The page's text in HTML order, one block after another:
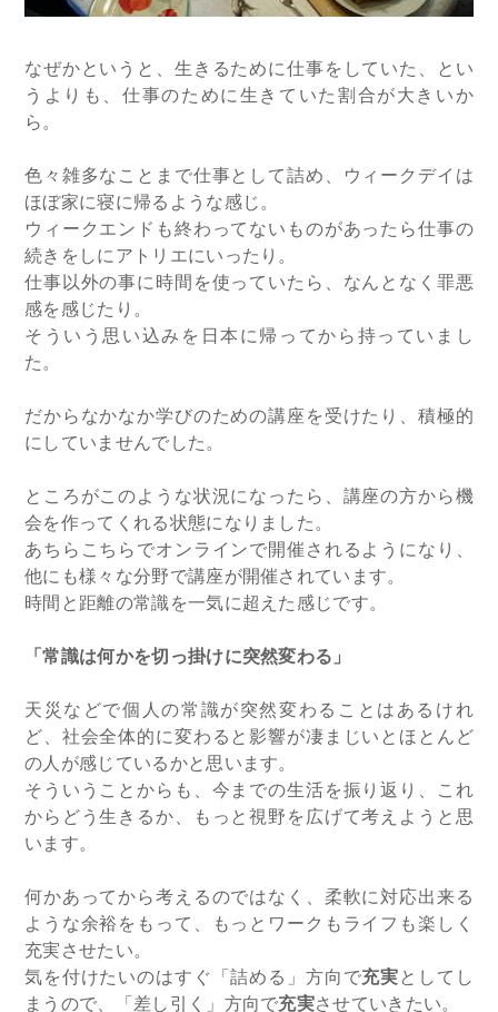
なぜかというと、生きるために仕事をしていた、とい
うよりも、仕事のために生きていた割合が大きいか
ら。
色々雑多なことまで仕事として詰め、ウィークデイは
ほぼ家に寝に帰るような感じ。
ウィークエンドも終わってないものがあったら仕事の
続きをしにアトリエにいったり。
仕事以外の事に時間を使っていたら、なんとなく罪悪
感を感じたり。
そういう思い込みを日本に帰ってから持っていまし
た。
だからなかなか学びのための講座を受けたり、積極的
にしていませんでした。
ところがこのような状況になったら、講座の方から機
会を作ってくれる状態になりました。
あちらこちらでオンラインで開催されるようになり、
他にも様々な分野で講座が開催されています。
時間と距離の常識を一気に超えた感じです。
「常識は何かを切っ掛けに突然変わる」
天災などで個人の常識が突然変わることはあるけれ
ど、社会全体的に変わると影響が凄まじいとほとんど
の人が感じているかと思います。
そういうことからも、今までの生活を振り返り、これ
からどう生きるか、もっと視野を広げて考えようと思
います。
何かあってから考えるのではなく、柔軟に対応出来る
ような余裕をもって、もっとワークもライフも楽しく
充実させたい。
気を付けたいのはすぐ「詰める」方向で充実 としてし
まうので、「差し引く」方向で充実させていきたい。